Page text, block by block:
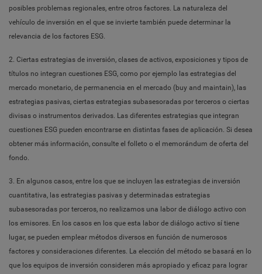
posibles problemas regionales, entre otros factores. La naturaleza del
vehículo de inversión en el que se invierte también puede determinar la
relevancia de los factores ESG.
2. Ciertas estrategias de inversión, clases de activos, exposiciones y tipos de
títulos no integran cuestiones ESG, como por ejemplo las estrategias del
mercado monetario, de permanencia en el mercado (buy and maintain), las
estrategias pasivas, ciertas estrategias subasesoradas por terceros o ciertas
divisas o instrumentos derivados. Las diferentes estrategias que integran
cuestiones ESG pueden encontrarse en distintas fases de aplicación. Si desea
obtener más información, consulte el folleto o el memorándum de oferta del
fondo.
3. En algunos casos, entre los que se incluyen las estrategias de inversión
cuantitativa, las estrategias pasivas y determinadas estrategias
subasesoradas por terceros, no realizamos una labor de diálogo activo con
los emisores. En los casos en los que esta labor de diálogo activo sí tiene
lugar, se pueden emplear métodos diversos en función de numerosos
factores y consideraciones diferentes. La elección del método se basará en lo
que los equipos de inversión consideren más apropiado y eficaz para lograr